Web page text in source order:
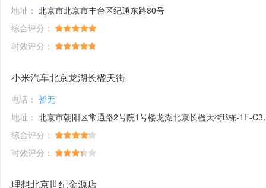
地址： 北京市北京市丰台区纪通东路80号
综合评分：
时效评分：
小米汽车北京龙湖长楹天街
电话： 暂无
地址： 北京市朝阳区常通路2号院1号楼龙湖北京长楹天街B栋-1F-C38,B栋-1F-20a,B栋-1F-20bb,B栋-1F-20bc号商铺
综合评分：
时效评分：
理想北京世纪金源店